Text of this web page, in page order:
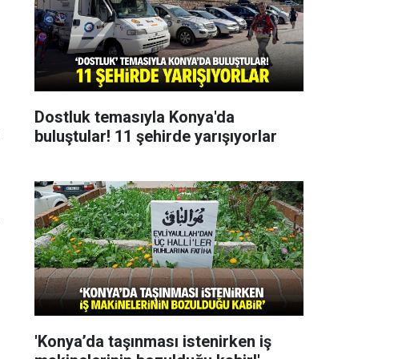
Dostluk temasıyla Konya'da
buluştular! 11 şehirde yarışıyorlar
'Konya’da taşınması istenirken iş